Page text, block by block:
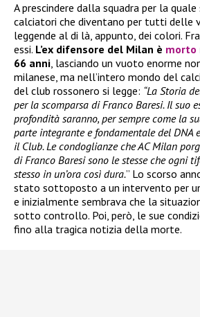
A prescindere dalla squadra per la
calciatori che diventano per tutti delle
leggende al di là, appunto, dei colori.
essi. L’ex difensore del Milan è morto
66 anni, lasciando un vuoto enorme
milanese, ma nell’intero mondo del
del club rossonero si legge: “La Storia
per la scomparsa di Franco Baresi. Il suo
profondità saranno, per sempre come la
parte integrante e fondamentale del DNA
il Club. Le condoglianze che AC Milan
di Franco Baresi sono le stesse che ogni
stesso in un’ora così dura.” Lo scorso
stato sottoposto a un intervento per
e inizialmente sembrava che la
sotto controllo. Poi, però, le sue
fino alla tragica notizia della morte.